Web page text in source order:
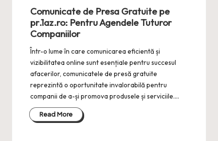
Comunicate de Presa Gratuite pe
pr.1az.ro: Pentru Agendele Tuturor
Companiilor
Într-o lume în care comunicarea eficientă și
vizibilitatea online sunt esențiale pentru succesul
afacerilor, comunicatele de presă gratuite
reprezintă o oportunitate invalorabilă pentru
companii de a-și promova produsele și serviciile.…
Read More